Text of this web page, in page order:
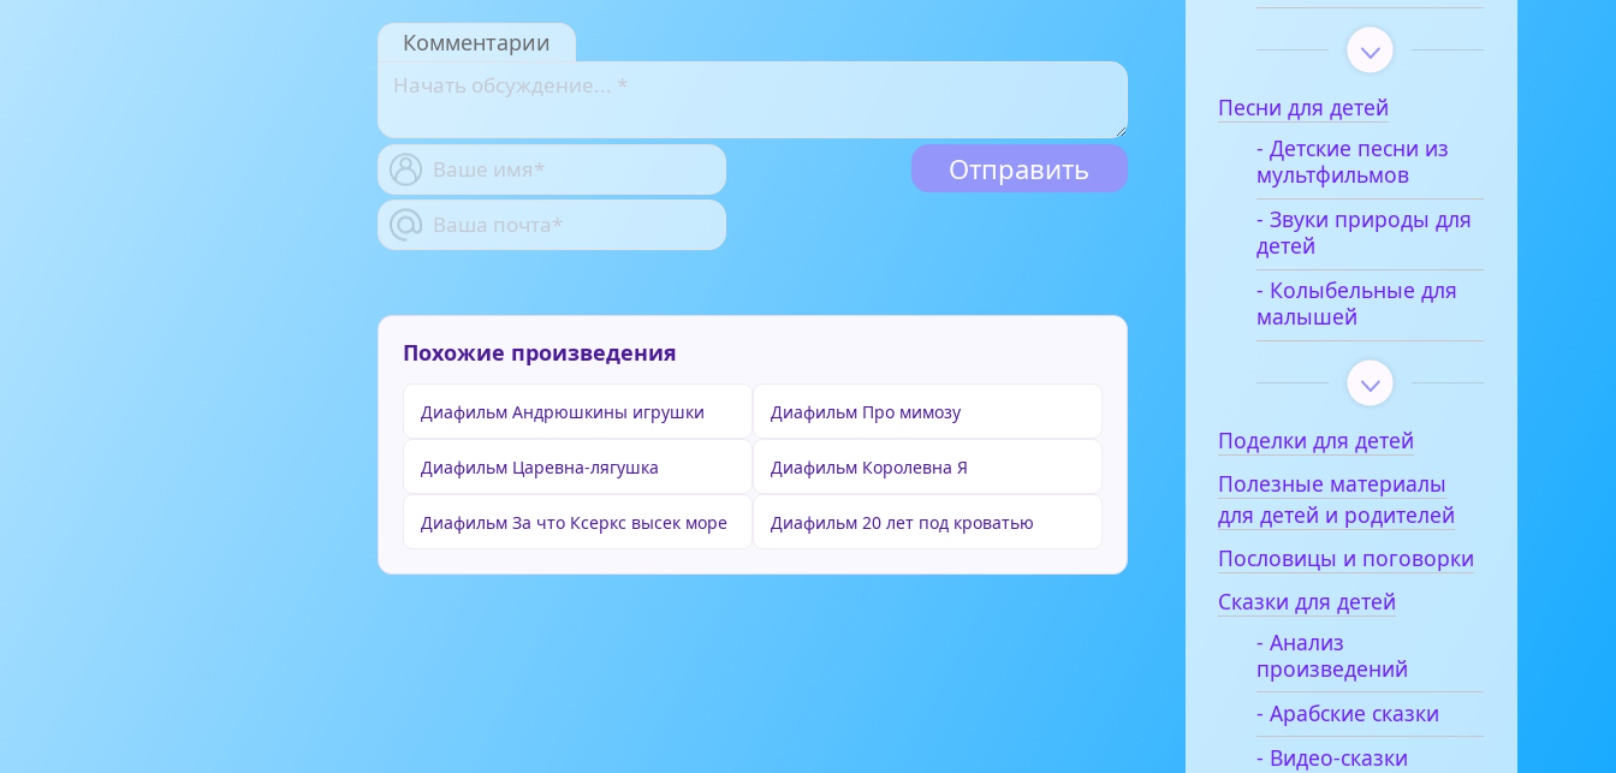
Комментарии
Похожие произведения
Диафильм Андрюшкины игрушки Диафильм Про мимозу
Диафильм Царевна-лягушка Диафильм Королевна Я
Диафильм За что Ксеркс высек море Диафильм 20 лет под кроватью
Песни для детей
- Детские песни из
мультфильмов
- Звуки природы для
детей
- Колыбельные для
малышей
Поделки для детей
Полезные материалы
для детей и родителей
Пословицы и поговорки
Сказки для детей
- Анализ
произведений
- Арабские сказки
- Видео-сказки